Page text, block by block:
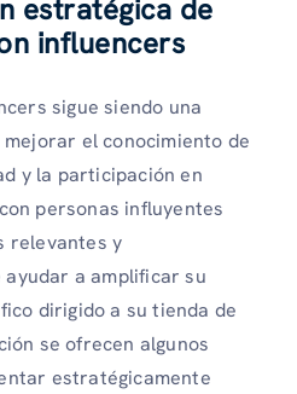
estratégica de
influencers
sigue siendo una
el conocimiento de
y la participación en
personas influyentes
relevantes y
a amplificar su
dirigido a su tienda de
se ofrecen algunos
estratégicamente